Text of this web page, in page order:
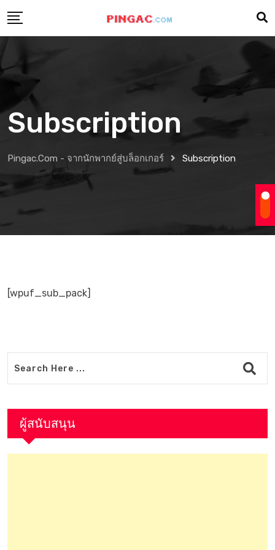
Subscription
Pingac.com - จากนักพากย์สู่บล็อกเกอร์ Subscription
[wpuf_sub_pack]
ผู้สนับสนุน